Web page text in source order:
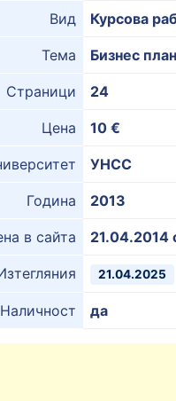
Вид Курсова
Тема Бизнес
Страници 24
Цена 10 €
УНСС
Година 2013
в сайта 21.04.2014
21.04.2025
Наличност да